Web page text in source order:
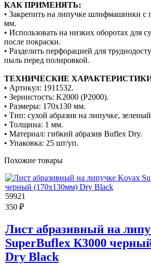
КАК ПРИМЕНЯТЬ:
• Закрепить на липучке шлифмашинки с
мм.
• Использовать на низких оборотах
после покраски.
• Разделить перфорацией для
пыль перед полировкой.
ТЕХНИЧЕСКИЕ
• Артикул: 1911532.
• Зернистость: K2000 (P2000).
• Размеры: 170x130 мм.
• Тип: сухой абразив на липучке,
• Толщина: 1 мм.
• Материал: гибкий абразив Buflex Dry.
• Упаковка: 25 шт/уп.
Похожие товары
59921
350 ₽
Лист абразивный на
SuperBuflex К3000
Dry Black